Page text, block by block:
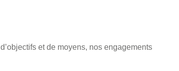
et de moyens, nos engagements